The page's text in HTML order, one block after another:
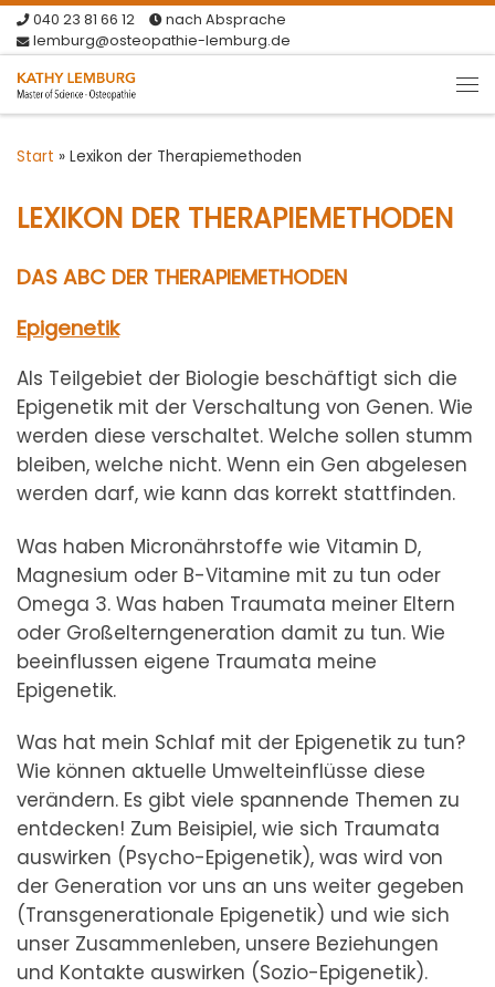
Zum Inhalt springen
040 23 81 66 12
nach Absprache
lemburg@osteopathie-lemburg.de
Start » Lexikon der Therapiemethoden
LEXIKON DER THERAPIEMETHODEN
DAS ABC DER THERAPIEMETHODEN
Epigenetik
Als Teilgebiet der Biologie beschäftigt sich die
Epigenetik mit der Verschaltung von Genen. Wie
werden diese verschaltet. Welche sollen stumm
bleiben, welche nicht. Wenn ein Gen abgelesen
werden darf, wie kann das korrekt stattfinden.
Was haben Micronährstoffe wie Vitamin D,
Magnesium oder B-Vitamine mit zu tun oder
Omega 3. Was haben Traumata meiner Eltern
oder Großelterngeneration damit zu tun. Wie
beeinflussen eigene Traumata meine
Epigenetik.
Was hat mein Schlaf mit der Epigenetik zu tun?
Wie können aktuelle Umwelteinflüsse diese
verändern. Es gibt viele spannende Themen zu
entdecken! Zum Beisipiel, wie sich Traumata
auswirken (Psycho-Epigenetik), was wird von
der Generation vor uns an uns weiter gegeben
(Transgenerationale Epigenetik) und wie sich
unser Zusammenleben, unsere Beziehungen
und Kontakte auswirken (Sozio-Epigenetik).